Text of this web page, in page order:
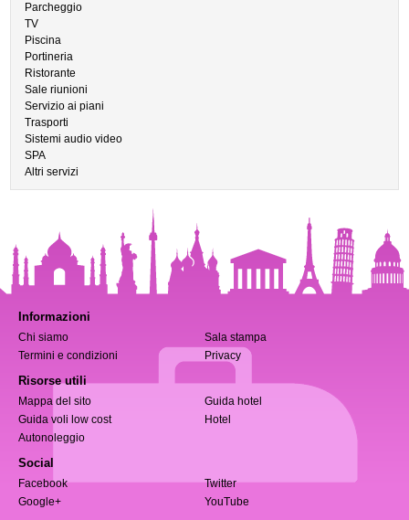
Parcheggio
TV
Piscina
Portineria
Ristorante
Sale riunioni
Servizio ai piani
Trasporti
Sistemi audio video
SPA
Altri servizi
Informazioni
Chi siamo
Sala stampa
Termini e condizioni
Privacy
Risorse utili
Mappa del sito
Guida hotel
Guida voli low cost
Hotel
Autonoleggio
Social
Facebook
Twitter
Google+
YouTube